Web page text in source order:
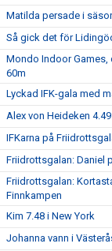
Matilda persade i
Så gick det för
Mondo Indoor Games,
60m
Lyckad IFK-gala med
Alex von Heideken
IFKarna på
Friidrottsgalan: Daniel
Friidrottsgalan:
Finnkampen
Kim 7.48 i New York
Johanna vann i